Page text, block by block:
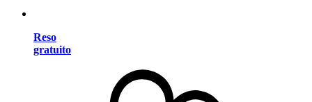
Reso
gratuito